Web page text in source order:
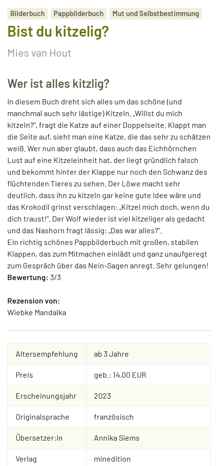
Bilderbuch Pappbilderbuch Mut und Selbstbestimmung
Bist du kitzelig?
Mies van Hout
Wer ist alles kitzlig?
In diesem Buch dreht sich alles um das schöne (und
manchmal auch sehr lästige) Kitzeln. „Willst du mich
kitzeln?“, fragt die Katze auf einer Doppelseite. Klappt man
die Seite auf, sieht man eine Katze, die das sehr zu schätzen
weiß. Wer nun aber glaubt, dass auch das Eichhörnchen
Lust auf eine Kitzeleinheit hat, der liegt gründlich falsch
und bekommt hinter der Klappe nur noch den Schwanz des
flüchtenden Tieres zu sehen. Der Löwe macht sehr
deutlich, dass ihn zu kitzeln gar keine gute Idee wäre und
das Krokodil grinst verschlagen: „Kitzel mich doch, wenn du
dich traust!“. Der Wolf wieder ist viel kitzeliger als gedacht
und das Nashorn fragt lässig: „Das war alles?“.
Ein richtig schönes Pappbilderbuch mit großen, stabilen
Klappen, das zum Mitmachen einlädt und ganz unaufgeregt
zum Gespräch über das Nein-Sagen anregt. Sehr gelungen!
Bewertung: 3/3
Rezension von:
Wiebke Mandalka
Altersempfehlung ab 3 Jahre
Preis geb.: 14,00 EUR
Erscheinungsjahr 2023
Originalsprache französisch
Übersetzer:in Annika Siems
Verlag minedition